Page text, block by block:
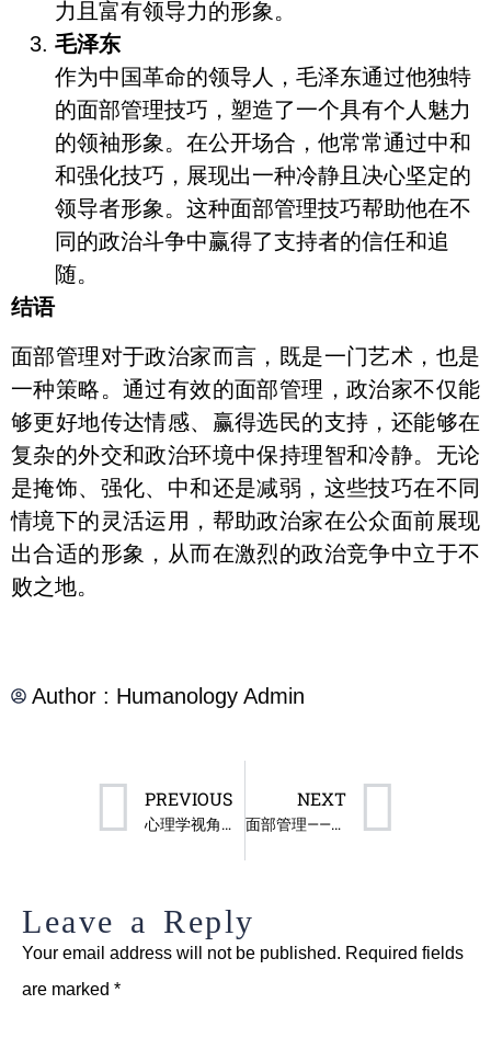
力且富有领导力的形象。
毛泽东
作为中国革命的领导人，毛泽东通过他独特
的面部管理技巧，塑造了一个具有个人魅力
的领袖形象。在公开场合，他常常通过中和
和强化技巧，展现出一种冷静且决心坚定的
领导者形象。这种面部管理技巧帮助他在不
同的政治斗争中赢得了支持者的信任和追
随。
结语
面部管理对于政治家而言，既是一门艺术，也是
一种策略。通过有效的面部管理，政治家不仅能
够更好地传达情感、赢得选民的支持，还能够在
复杂的外交和政治环境中保持理智和冷静。无论
是掩饰、强化、中和还是减弱，这些技巧在不同
情境下的灵活运用，帮助政治家在公众面前展现
出合适的形象，从而在激烈的政治竞争中立于不
败之地。
Author : Humanology Admin
PREVIOUS
心理学视角下的面部管理
NEXT
面部管理——表情与情感的基础
Leave a Reply
Your email address will not be published. Required fields
are marked *